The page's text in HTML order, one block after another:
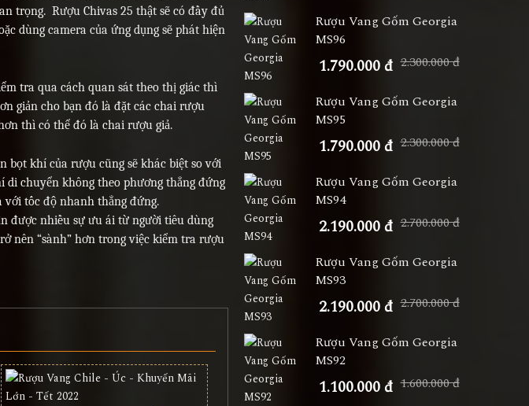
trọng. Rượu Chivas 25 thật sẽ có đầy đủ
dùng camera của ứng dụng sẽ phát hiện
tra qua cách quan sát theo thị giác thì
giản cho bạn đó là đặt các chai rượu
thì có thể đó là chai rượu giả.
bọt khí của rượu cũng sẽ khác biệt so với
chuyển không theo phương thẳng đứng
tốc độ nhanh thẳng đứng.
được nhiều sự ưu ái từ người tiêu dùng
nên “sành” hơn trong việc kiểm tra rượu
Rượu Vang Gốm Georgia
MS96
1.790.000 đ 2.300.000 đ
Rượu Vang Gốm Georgia
MS95
1.790.000 đ 2.300.000 đ
Rượu Vang Gốm Georgia
MS94
2.190.000 đ 2.700.000 đ
Rượu Vang Gốm Georgia
MS93
2.190.000 đ 2.700.000 đ
Rượu Vang Gốm Georgia
MS92
1.100.000 đ 1.600.000 đ